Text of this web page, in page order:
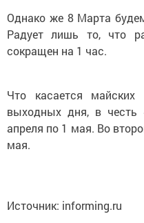
Однако же 8 Марта
Радует лишь то, что
сокращен на 1 час.
Что касается
выходных дня, в честь
апреля по 1 мая. Во
мая.
Источник: informing.ru